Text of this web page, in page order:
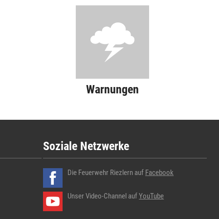
Warnungen
Soziale Netzwerke
Die Feuerwehr Riezlern auf Facebook
Unser Video-Channel aufYouTube